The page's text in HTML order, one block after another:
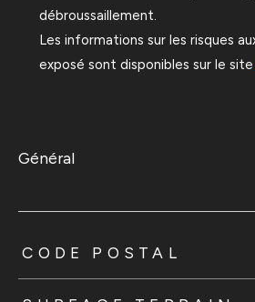
débroussaillement.
Les informations sur les risques
exposé sont disponibles sur le site
général
TRAD_ZEPHYR_Caracteristique
CODE POSTAL